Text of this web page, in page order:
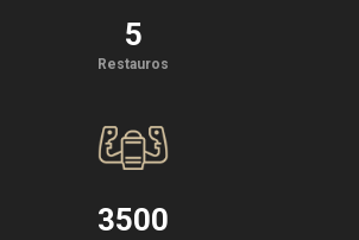
5
Restauros
3500